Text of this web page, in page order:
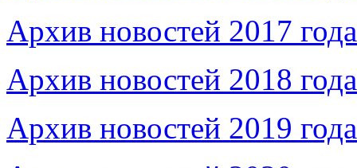
Архив новостей 2017 года
Архив новостей 2018 года
Архив новостей 2019 года